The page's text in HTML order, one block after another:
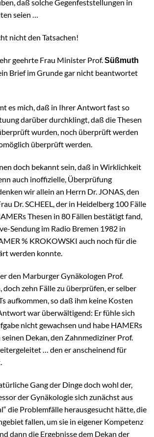
daß solche Gegenfeststellungen in
seien …
nicht den Tatsachen!
geehrte Frau Minister Prof. Süßmuth
Brief im Grunde gar nicht beantwortet
es mich, daß in Ihrer Antwort fast so
darüber durchklingt, daß die Thesen
wurden, noch überprüft werden
überprüft werden.
doch bekannt sein, daß in Wirklichkeit
auch inoffizielle, Überprüfung
wir allein an Herrn Dr. JONAS, den
Dr. SCHEEL, der in Heidelberg 100 Fälle
Thesen in 80 Fällen bestätigt fand,
Sendung im Radio Bremen 1982 in
% KROKOWSKI auch noch für die
werden konnte.
den Marburger Gynäkologen Prof.
doch zehn Fälle zu überprüfen, er selber
aufkommen, so daß ihm keine Kosten
war überwältigend: Er fühle sich
nicht gewachsen und habe HAMERs
Dekan, den Zahnmediziner Prof.
… den er anscheinend für
Gang der Dinge doch wohl der,
der Gynäkologie sich zunächst aus
die Problemfälle herausgesucht hätte, die
fallen, um sie in eigener Kompetenz
dann die Ergebnisse dem Dekan der